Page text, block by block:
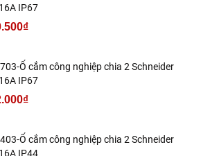
IP67
Ổ cắm công nghiệp chia 2 Schneider
IP67
Ổ cắm công nghiệp chia 2 Schneider
IP44